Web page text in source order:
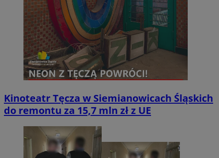
Kinoteatr Tęcza w Siemianowicach Śląskich
do remontu za 15,7 mln zł z UE